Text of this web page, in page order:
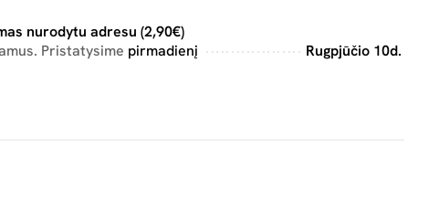
nurodytu adresu (2,90€)
Pristatysime pirmadienį Rugpjūčio 10d.